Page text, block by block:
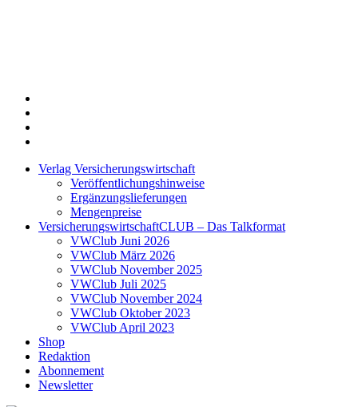
Verlag Versicherungswirtschaft
Veröffentlichungshinweise
Ergänzungslieferungen
Mengenpreise
VersicherungswirtschaftCLUB – Das Talkformat
VWClub Juni 2026
VWClub März 2026
VWClub November 2025
VWClub Juli 2025
VWClub November 2024
VWClub Oktober 2023
VWClub April 2023
Shop
Redaktion
Abonnement
Newsletter